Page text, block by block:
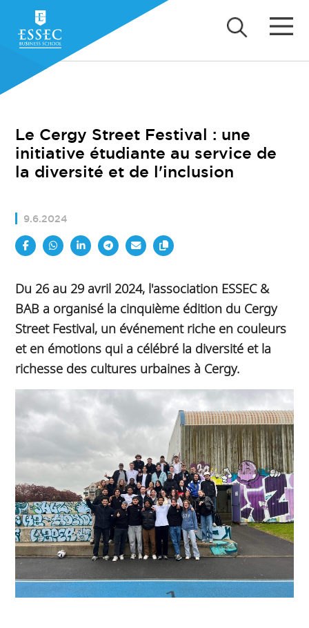
Le Cergy Street Festival : une
initiative étudiante au service de
la diversité et de l'inclusion
9.6.2024
Du 26 au 29 avril 2024, l'association ESSEC &
BAB a organisé la cinquième édition du Cergy
Street Festival, un événement riche en couleurs
et en émotions qui a célébré la diversité et la
richesse des cultures urbaines à Cergy.